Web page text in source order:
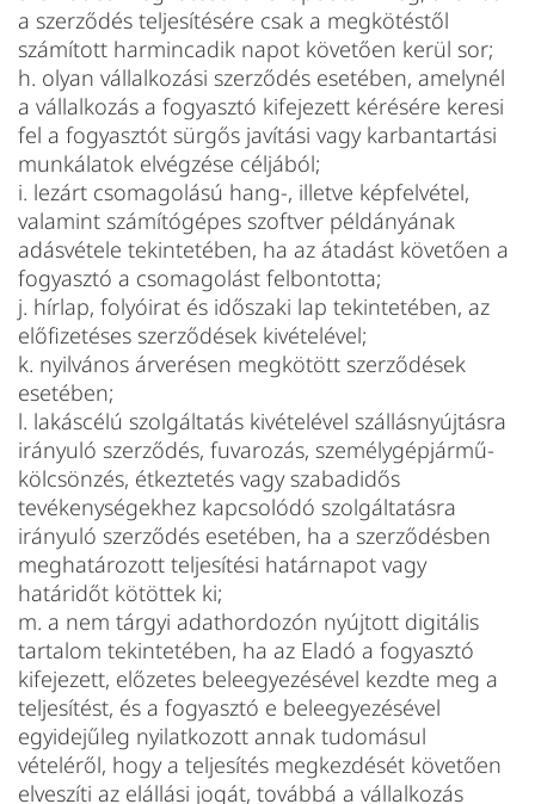
a szerződés teljesítésére csak a megkötéstől
számított harmincadik napot követően kerül sor;
h. olyan vállalkozási szerződés esetében, amelynél
a vállalkozás a fogyasztó kifejezett kérésére keresi
fel a fogyasztót sürgős javítási vagy karbantartási
munkálatok elvégzése céljából;
i. lezárt csomagolású hang-, illetve képfelvétel,
valamint számítógépes szoftver példányának
adásvétele tekintetében, ha az átadást követően a
fogyasztó a csomagolást felbontotta;
j. hírlap, folyóirat és időszaki lap tekintetében, az
előfizetéses szerződések kivételével;
k. nyilvános árverésen megkötött szerződések
esetében;
l. lakáscélú szolgáltatás kivételével szállásnyújtásra
irányuló szerződés, fuvarozás, személygépjármű-
kölcsönzés, étkeztetés vagy szabadidős
tevékenységekhez kapcsolódó szolgáltatásra
irányuló szerződés esetében, ha a szerződésben
meghatározott teljesítési határnapot vagy
határidőt kötöttek ki;
m. a nem tárgyi adathordozón nyújtott digitális
tartalom tekintetében, ha az Eladó a fogyasztó
kifejezett, előzetes beleegyezésével kezdte meg a
teljesítést, és a fogyasztó e beleegyezésével
egyidejűleg nyilatkozott annak tudomásul
vételéről, hogy a teljesítés megkezdését követően
elveszíti az elállási jogát, továbbá a vállalkozás